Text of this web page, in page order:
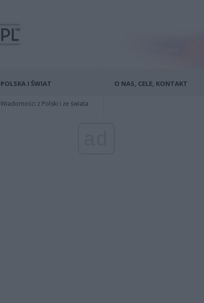
POLSKA I ŚWIAT
Wiadomości z Polski i ze świata
O NAS, CELE, KONTAKT